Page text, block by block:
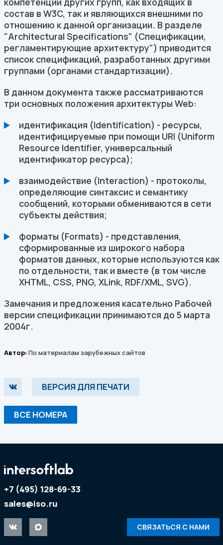
состав в W3C, так и являющихся внешними по
отношению к данной организации. В разделе
"Architectural Specifications" (Спецификации,
регламентирующие архитектуру") приводится
список спецификаций, разработанных другими
группами (органами стандартизации).
В данном документа также рассматриваются
три основных положения архитектуры Web:
идентификация (Identification) - ресурсы,
идентифицируемые при помощи URI (Uniform
Resource Identifier, универсальный
идентификатор ресурса);
взаимодействие (Interaction) - протоколы,
определяющие синтаксис и семантику
сообщений, которыми обмениваются в сети
субъекты действия;
форматы (Formats) - представления,
сформированные из широкого набора
форматов данных, которые используются как
по отдельности, так и вместе (в том числе
XHTML, CSS, PNG, XLink, RDF/XML, SVG).
Замечания и предложения касательно Рабочей
версии спецификации принимаются до 5 марта
2004г.
Автор: По материалам зарубежных сайтов
ВЕРСИЯ ДЛЯ ПЕЧАТИ
ВСЕ НОМЕРА
+7 (495) 128-69-33
sales@iso.ru
СВЯЗАТЬСЯ С НАМИ